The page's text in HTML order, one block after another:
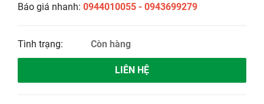
Báo giá nhanh: 0944010055 - 0943699279
Tình trạng: Còn hàng
LIÊN HỆ